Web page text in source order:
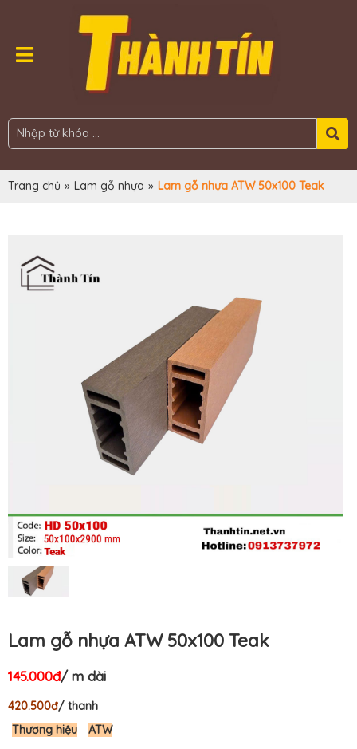
Trang chủ » Lam gỗ nhựa » Lam gỗ nhựa ATW 50x100 Teak
Lam gỗ nhựa ATW 50x100 Teak
145.000đ/ m dài
420.500đ/ thanh
Thương hiệu
ATW